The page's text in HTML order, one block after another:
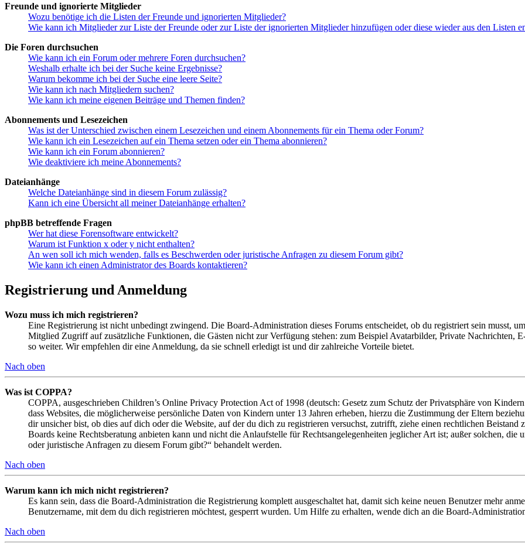
Freunde und ignorierte Mitglieder
Wozu benötige ich die Listen der Freunde und ignorierten Mitglieder?
Wie kann ich Mitglieder zur Liste der Freunde oder zur Liste der ignorierten Mitglieder hinzufügen oder diese wieder aus den Listen
Die Foren durchsuchen
Wie kann ich ein Forum oder mehrere Foren durchsuchen?
Weshalb erhalte ich bei der Suche keine Ergebnisse?
Warum bekomme ich bei der Suche eine leere Seite?
Wie kann ich nach Mitgliedern suchen?
Wie kann ich meine eigenen Beiträge und Themen finden?
Abonnements und Lesezeichen
Was ist der Unterschied zwischen einem Lesezeichen und einem Abonnements für ein Thema oder Forum?
Wie kann ich ein Lesezeichen auf ein Thema setzen oder ein Thema abonnieren?
Wie kann ich ein Forum abonnieren?
Wie deaktiviere ich meine Abonnements?
Dateianhänge
Welche Dateianhänge sind in diesem Forum zulässig?
Kann ich eine Übersicht all meiner Dateianhänge erhalten?
phpBB betreffende Fragen
Wer hat diese Forensoftware entwickelt?
Warum ist Funktion x oder y nicht enthalten?
An wen soll ich mich wenden, falls es Beschwerden oder juristische Anfragen zu diesem Forum gibt?
Wie kann ich einen Administrator des Boards kontaktieren?
Registrierung und Anmeldung
Wozu muss ich mich registrieren?
Eine Registrierung ist nicht unbedingt zwingend. Die Board-Administration dieses Forums entscheidet, ob du registriert sein musst,
Mitglied Zugriff auf zusätzliche Funktionen, die Gästen nicht zur Verfügung stehen: zum Beispiel Avatarbilder, Private Nachrichten,
so weiter. Wir empfehlen dir eine Anmeldung, da sie schnell erledigt ist und dir zahlreiche Vorteile bietet.
Nach oben
Was ist COPPA?
COPPA, ausgeschrieben Children’s Online Privacy Protection Act of 1998 (deutsch: Gesetz zum Schutz der Privatsphäre von
dass Websites, die möglicherweise persönliche Daten von Kindern unter 13 Jahren erheben, hierzu die Zustimmung der Eltern
dir unsicher bist, ob dies auf dich oder die Website, auf der du dich zu registrieren versuchst, zutrifft, ziehe einen rechtlichen
Boards keine Rechtsberatung anbieten kann und nicht die Anlaufstelle für Rechtsangelegenheiten jeglicher Art ist; außer solchen,
oder juristische Anfragen zu diesem Forum gibt?“ behandelt werden.
Nach oben
Warum kann ich mich nicht registrieren?
Es kann sein, dass die Board-Administration die Registrierung komplett ausgeschaltet hat, damit sich keine neuen Benutzer mehr
Benutzername, mit dem du dich registrieren möchtest, gesperrt wurden. Um Hilfe zu erhalten, wende dich an die Board-
Nach oben